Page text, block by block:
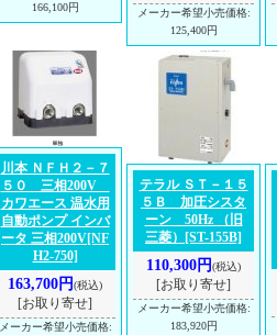
166,100円
メーカー希望小売価格:
125,400円
川本 ＮＦＨ２－７
５０ 三相200V
カワエース 温水用
自動ポンプ インバ
ータ 三相200V[NF
H2-750]
163,700円(税込)
[お取り寄せ]
メーカー希望小売価格:
テラル ＳＴ－１５
５Ｂ 加圧シスタ
ーン 50Hz （旧
三菱）
[ST-155B]
110,300円(税込)
[お取り寄せ]
メーカー希望小売価格:
183,920円